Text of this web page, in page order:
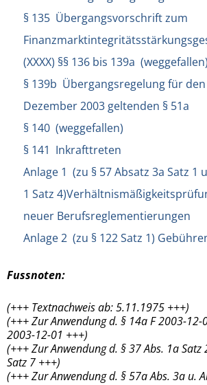
§ 135 Übergangsvorschrift zum
(XXXX) §§ 136 bis 139a (weggefallen)
§ 139b Übergangsregelung für
Dezember 2003 geltenden § 51a
§ 140 (weggefallen)
§ 141 Inkrafttreten
Anlage 1 (zu § 57 Absatz 3a Satz 1
1 Satz
neuer Berufsreglementierungen
Anlage 2 (zu § 122 Satz 1)
Fussnoten:
(+++ Textnachweis ab: 5.11.1975 +++)
(+++ Zur Anwendung d. § 14a F 2003-12-
2003-12-01 +++)
(+++ Zur Anwendung d. § 37 Abs. 1a Satz
Satz 7 +++)
(+++ Zur Anwendung d. § 57a Abs. 3a u.